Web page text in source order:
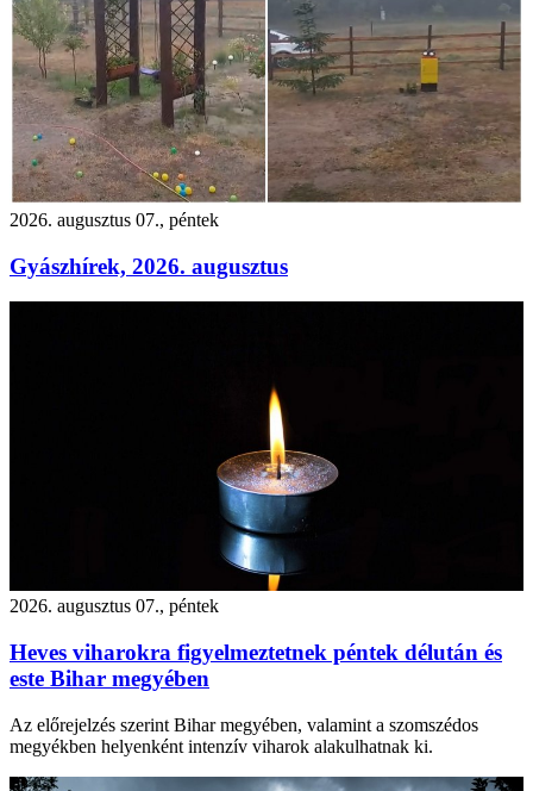
2026. augusztus 07., péntek
Gyászhírek, 2026. augusztus
2026. augusztus 07., péntek
Heves viharokra figyelmeztetnek péntek délután és
este Bihar megyében
Az előrejelzés szerint Bihar megyében, valamint a szomszédos
megyékben helyenként intenzív viharok alakulhatnak ki.